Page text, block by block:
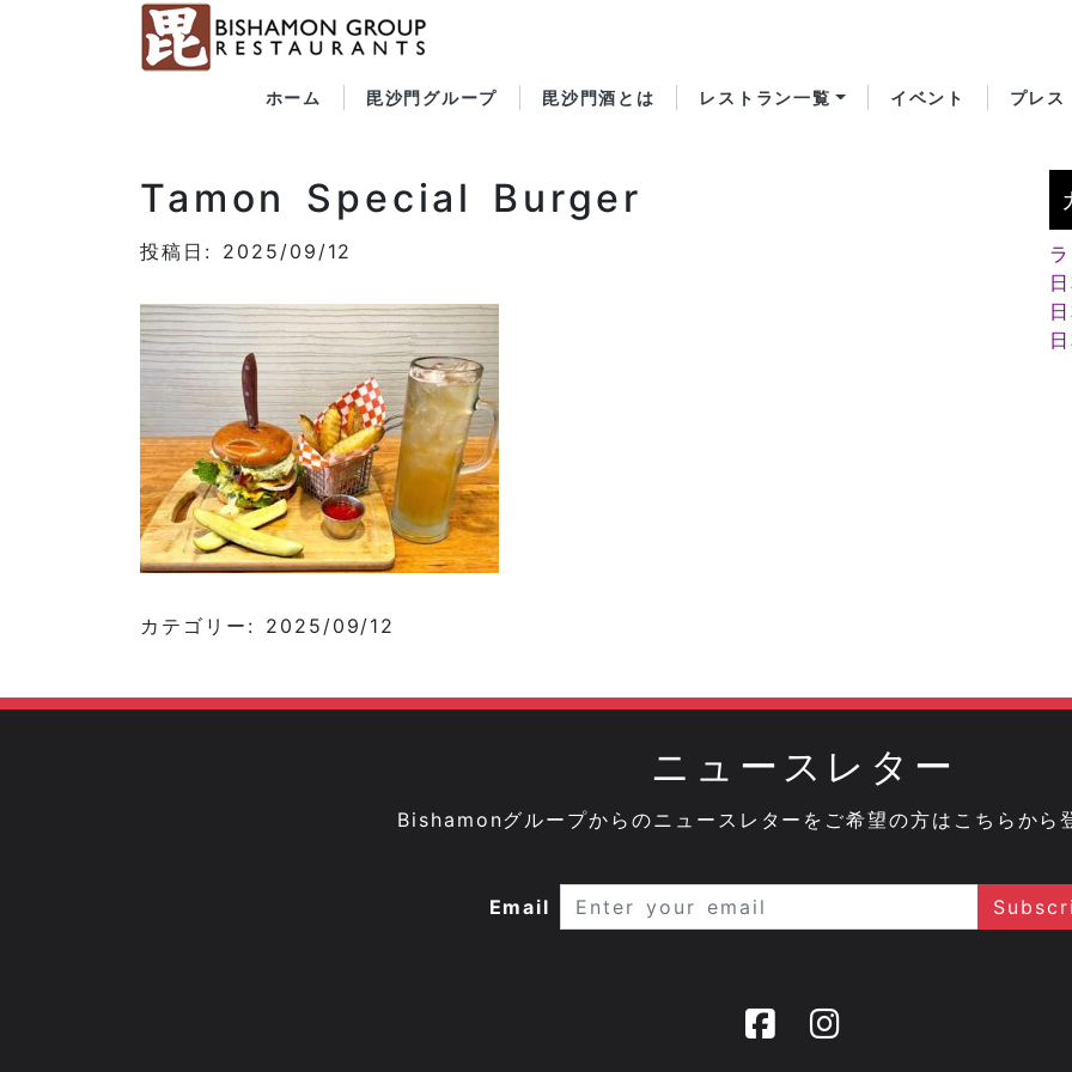
ホーム 毘沙門グループ 毘沙門酒とは レストラン一覧 イベント プレス
Tamon Special Burger
投稿日: 2025/09/12
カテゴリー: 2025/09/12
ニュースレター
Bishamonグループからのニュースレターをご希望の方はこちらから
Email